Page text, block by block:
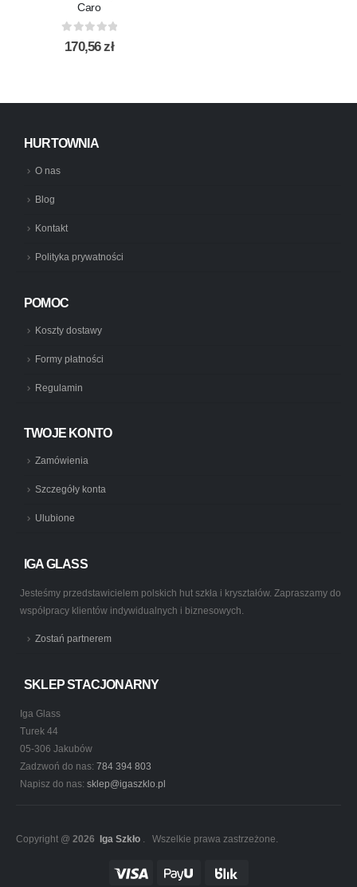
Caro
0out of 5
170,56zł
HURTOWNIA
O nas
Blog
Kontakt
Polityka prywatności
POMOC
Koszty dostawy
Formy płatności
Regulamin
TWOJE KONTO
Zamówienia
Szczegóły konta
Ulubione
IGA GLASS
Jesteśmy przedstawicielem polskich hut szkła i kryształów. Zapraszamy do
współpracy klientów indywidualnych i biznesowych.
Zostań partnerem
SKLEP STACJONARNY
Iga Glass
Turek 44
05-306 Jakubów
Zadzwoń do nas: 784 394 803
Napisz do nas: sklep@igaszklo.pl
Copyright @ 2026 Iga Szkło . Wszelkie prawa zastrzeżone.